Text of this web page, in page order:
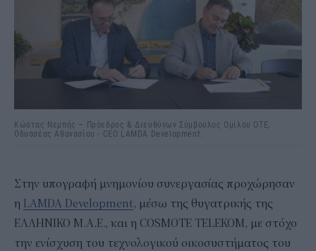
Κώστας Νεμπής – Πρόεδρος & Διευθύνων Σύμβουλος Ομίλου ΟΤΕ,
Οδυσσέας Αθανασίου - CEO LAMDA Development.
Στην υπογραφή μνημονίου συνεργασίας προχώρησαν
η LAMDA Development, μέσω της θυγατρικής της
ΕΛΛΗΝΙΚΟ M.A.E., και η COSMOTE TELEKOM, με στόχο
την ενίσχυση του τεχνολογικού οικοσυστήματος του